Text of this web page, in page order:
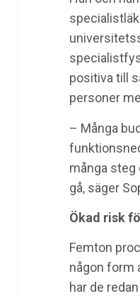
positiva till
personer
– Många
många steg
gå, säger
Ökad risk
Femton
någon form
har de